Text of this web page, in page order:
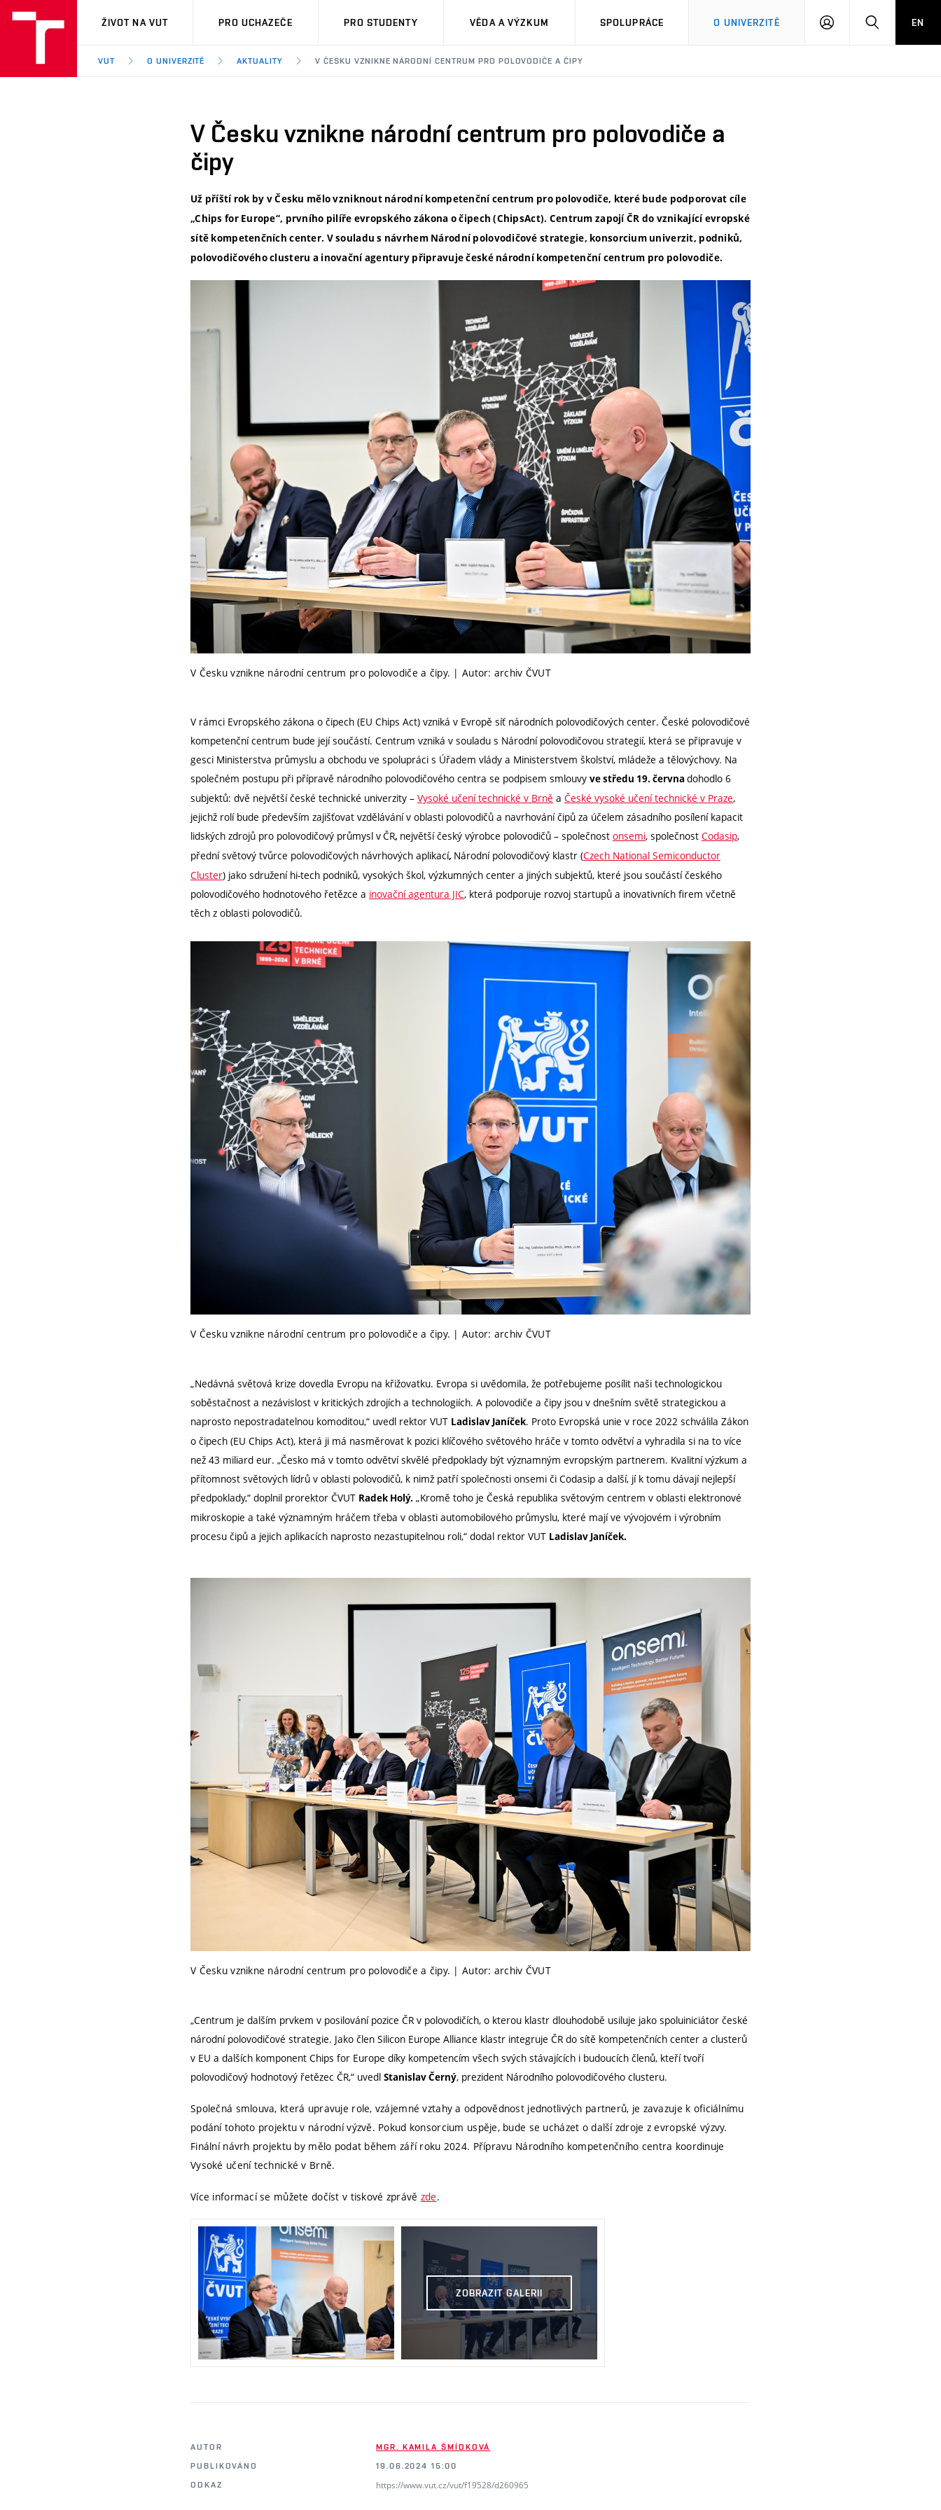
VUT
ŽIVOT NA VUT PRO UCHAZEČE PRO STUDENTY VĚDA A VÝZKUM SPOLUPRÁCE O UNIVERZITĚ
PŘIHLÁSIT HLEDATEN
VUT O UNIVERZITĚ AKTUALITY V ČESKU VZNIKNE NÁRODNÍ CENTRUM PRO POLOVODIČE A ČIPY
V Česku vznikne národní centrum pro polovodiče a
čipy
Už příští rok by v Česku mělo vzniknout národní kompetenční centrum pro polovodiče, které bude podporovat cíle
„Chips for Europe“, prvního pilíře evropského zákona o čipech (ChipsAct). Centrum zapojí ČR do vznikající evropské
sítě kompetenčních center. V souladu s návrhem Národní polovodičové strategie, konsorcium univerzit, podniků,
polovodičového clusteru a inovační agentury připravuje české národní kompetenční centrum pro polovodiče.
V Česku vznikne národní centrum pro polovodiče a čipy. | Autor: archiv ČVUT
V rámci Evropského zákona o čipech (EU Chips Act) vzniká v Evropě síť národních polovodičových center. České polovodičové
kompetenční centrum bude její součástí. Centrum vzniká v souladu s Národní polovodičovou strategií, která se připravuje v
gesci Ministerstva průmyslu a obchodu ve spolupráci s Úřadem vlády a Ministerstvem školství, mládeže a tělovýchovy. Na
společném postupu při přípravě národního polovodičového centra se podpisem smlouvy ve středu 19. červnadohodlo 6
subjektů: dvě největší české technické univerzity – Vysoké učení technické v Brně a České vysoké učení technické v Praze,
jejichž rolí bude především zajišťovat vzdělávání v oblasti polovodičů a navrhování čipů za účelem zásadního posílení kapacit
lidských zdrojů pro polovodičový průmysl vČR, největší český výrobce polovodičů – společnost onsemi, společnost Codasip,
přední světový tvůrce polovodičových návrhových aplikací, Národní polovodičový klastr (Czech National Semiconductor
Cluster) jako sdružení hi-tech podniků, vysokých škol, výzkumných center a jiných subjektů, které jsou součástí českého
polovodičového hodnotového řetězce a inovační agentura JIC, která podporuje rozvoj startupů a inovativních firem včetně
těch z oblasti polovodičů.
V Česku vznikne národní centrum pro polovodiče a čipy. | Autor: archiv ČVUT
„Nedávná světová krize dovedla Evropu na křižovatku. Evropa si uvědomila, že potřebujeme posílit naši technologickou
soběstačnost a nezávislost v kritických zdrojích a technologiích. A polovodiče a čipy jsou v dnešním světě strategickou a
naprosto nepostradatelnou komoditou,“ uvedl rektor VUT Ladislav Janíček. Proto Evropská unie v roce 2022 schválila Zákon
o čipech (EU Chips Act), která ji má nasměrovat k pozici klíčového světového hráče v tomto odvětví a vyhradila si na to více
než 43 miliard eur. „Česko má v tomto odvětví skvělé předpoklady být významným evropským partnerem. Kvalitní výzkum a
přítomnost světových lídrů v oblasti polovodičů, k nimž patří společnosti onsemi či Codasip a další, jí k tomu dávají nejlepší
předpoklady,“ doplnil prorektor ČVUT Radek Holý. „Kromě toho je Česká republika světovým centrem v oblasti elektronové
mikroskopie a také významným hráčem třeba v oblasti automobilového průmyslu, které mají ve vývojovém i výrobním
procesu čipů a jejich aplikacích naprosto nezastupitelnou roli,“ dodal rektor VUT Ladislav Janíček.
V Česku vznikne národní centrum pro polovodiče a čipy. | Autor: archiv ČVUT
„Centrum je dalším prvkem v posilování pozice ČR v polovodičích, o kterou klastr dlouhodobě usiluje jako spoluiniciátor české
národní polovodičové strategie. Jako člen Silicon Europe Alliance klastr integruje ČR do sítě kompetenčních center a clusterů
v EU a dalších komponent Chips for Europe díky kompetencím všech svých stávajících i budoucích členů, kteří tvoří
polovodičový hodnotový řetězec ČR,“ uvedl Stanislav Černý, prezident Národního polovodičového clusteru.
Společná smlouva, která upravuje role, vzájemné vztahy a odpovědnost jednotlivých partnerů, je zavazuje k oficiálnímu
podání tohoto projektu v národní výzvě. Pokud konsorcium uspěje, bude se ucházet o další zdroje z evropské výzvy.
Finální návrh projektu by mělo podat během září roku 2024. Přípravu Národního kompetenčního centra koordinuje
Vysoké učení technické v Brně.
Více informací se můžete dočíst v tiskové zprávě zde.
ZOBRAZIT GALERII
AUTOR
MGR. KAMILA ŠMÍDKOVÁ
PUBLIKOVÁNO
19.06.2024 15:00
ODKAZ
https://www.vut.cz/vut/f19528/d260965